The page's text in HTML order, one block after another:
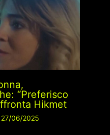
“Preferisco
Hikmet
27/06/2025